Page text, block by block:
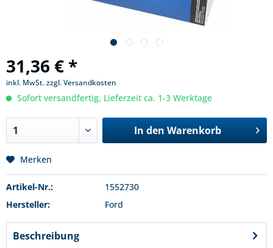
31,36 € *
inkl. MwSt.zzgl. Versandkosten
Sofort versandfertig, Lieferzeit ca. 1-3 Werktage
In den Warenkorb
Merken
Artikel-Nr.:
1552730
Hersteller:
Ford
Beschreibung